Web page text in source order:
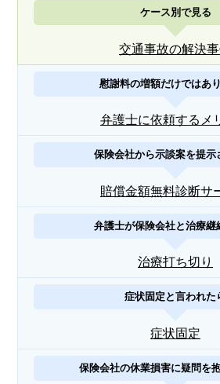
ケース別で見る
交通事故の解決事
慰謝料の増額だけではあ
弁護士に依頼するメ
保険会社から示談案を提示
賠償金額無料診断サ
弁護士が保険会社と治療継
治療打ち切り
症状固定と言われた
症状固定
保険会社の休業損害に疑問を